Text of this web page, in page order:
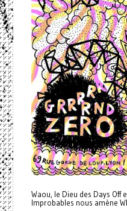
Waou, le Dieu des Days Off
Improbables nous amène